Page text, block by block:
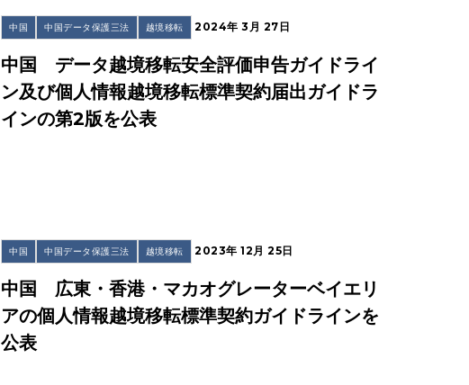
中国 中国データ保護三法 越境移転 2024年 3月 27日
中国 データ越境移転安全評価申告ガイドライ
ン及び個人情報越境移転標準契約届出ガイドラ
インの第2版を公表
中国 中国データ保護三法 越境移転 2023年 12月 25日
中国 広東・香港・マカオグレーターベイエリ
アの個人情報越境移転標準契約ガイドラインを
公表